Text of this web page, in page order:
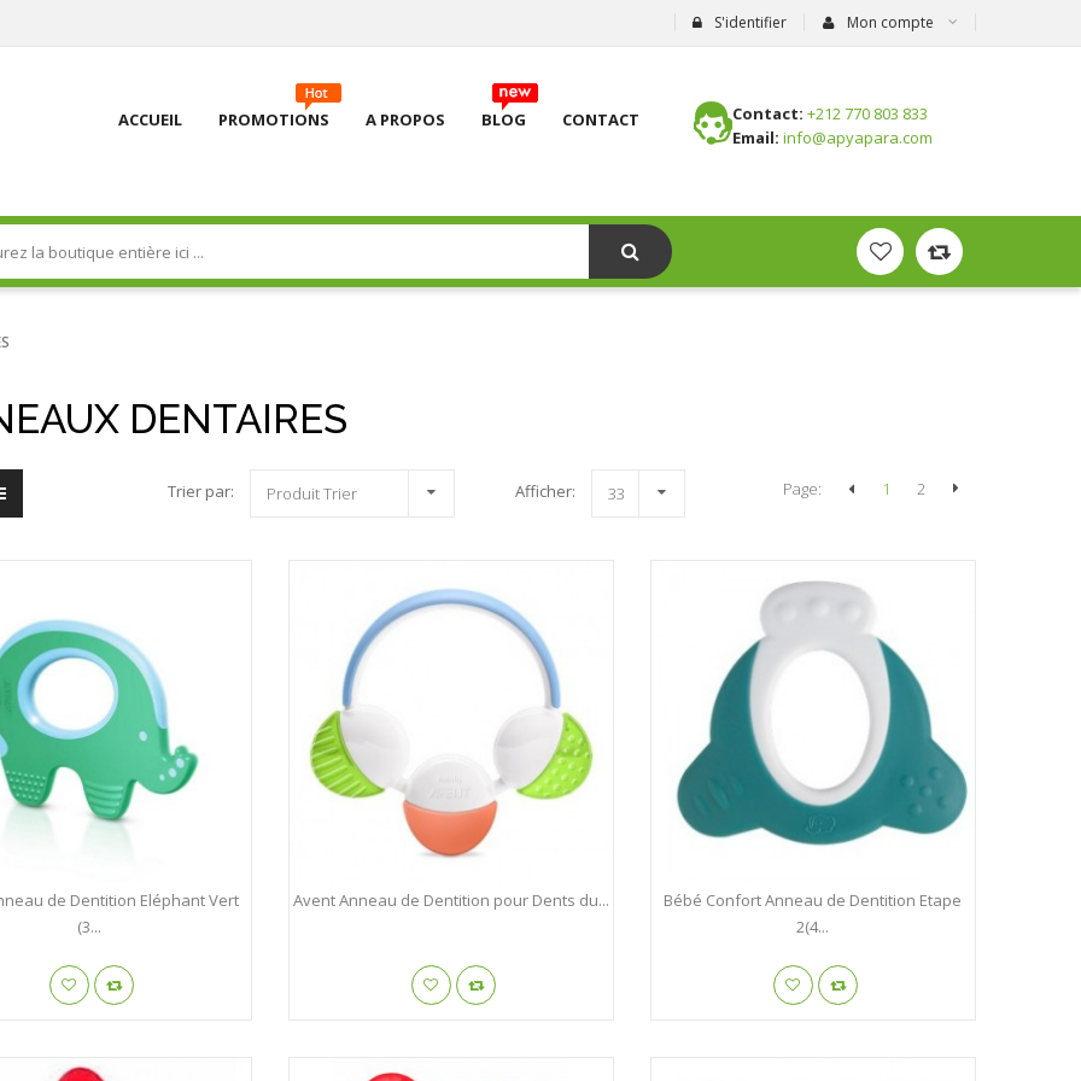
S'identifier Mon compte
ACCUEIL PROMOTIONS A PROPOS BLOG CONTACT Contact: +212 770 803 833
Email: info@apyapara.com
RENE FURTERER HELIABRINE
DENTAIRES
Page: 1 2
Trier par: Produit Trier Afficher: 33
de Dentition Eléphant Vert
(3...
Avent Anneau de Dentition pour Dents du...
Bébé Confort Anneau de Dentition Etape
2(4...